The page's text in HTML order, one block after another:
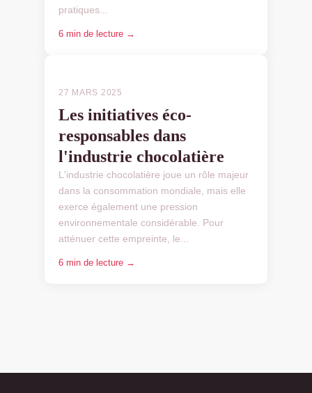
pratiques...
6 min de lecture →
27 MARS 2025
Les initiatives éco-
responsables dans
l'industrie chocolatière
L'industrie chocolatière joue un rôle majeur
dans la consommation mondiale, mais elle
exerce également une pression
environnementale considérable. Pour
atténuer cette empreinte, le...
6 min de lecture →